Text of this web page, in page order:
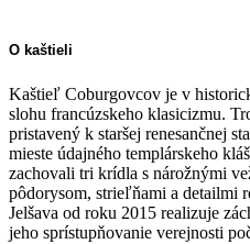
O kaštieli
Kaštieľ Coburgovcov je v
slohu francúzskeho klasicizmu.
pristavený k staršej renesančnej
mieste údajného templárskeho
zachovali tri krídla s nárožnými
pôdorysom, strieľňami a detailmi
Jelšava od roku 2015 realizuje
jeho sprístupňovanie verejnosti